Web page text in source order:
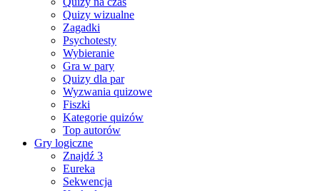
Quizy wizualne
Zagadki
Psychotesty
Wybieranie
Gra w pary
Quizy dla par
Wyzwania quizowe
Fiszki
Kategorie quizów
Top autorów
Gry logiczne
Znajdź 3
Eureka
Sekwencja